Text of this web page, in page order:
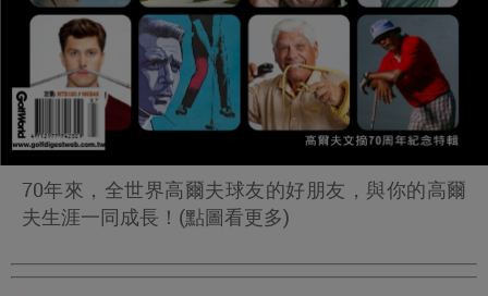
70年來，全世界高爾夫球友的好朋友，與你的高爾
夫生涯一同成長！(點圖看更多)